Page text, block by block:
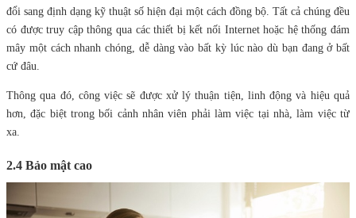
đổi sang định dạng kỹ thuật số hiện đại một cách đồng bộ. Tất cả chúng đều
có được truy cập thông qua các thiết bị kết nối Internet hoặc hệ thống đám
mây một cách nhanh chóng, dễ dàng vào bất kỳ lúc nào dù bạn đang ở bất
cứ đâu.
Thông qua đó, công việc sẽ được xử lý thuận tiện, linh động và hiệu quả
hơn, đặc biệt trong bối cảnh nhân viên phải làm việc tại nhà, làm việc từ
xa.
2.4 Bảo mật cao